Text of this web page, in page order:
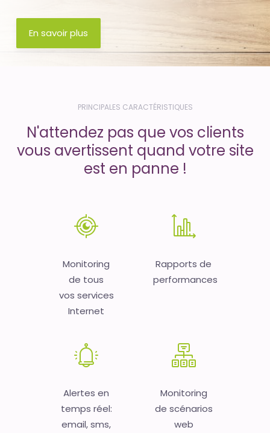
En savoir plus
PRINCIPALES CARACTÉRISTIQUES
N'attendez pas que vos clients
vous avertissent quand votre site
est en panne !
Monitoring
de tous
vos services
Internet
Rapports de
performances
Alertes en
temps réel:
email, sms,
Monitoring
de scénarios
web